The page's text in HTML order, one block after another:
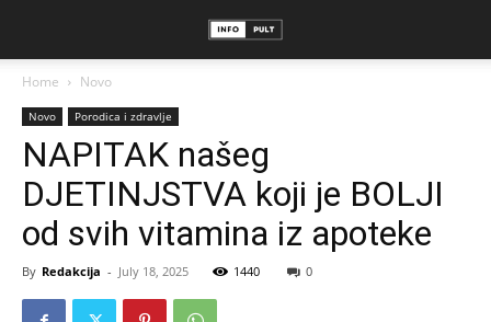
Home Novo
Novo Porodica i zdravlje
NAPITAK našeg
DJETINJSTVA koji je BOLJI
od svih vitamina iz apoteke
By Redakcija - July 18, 2025 1440 0